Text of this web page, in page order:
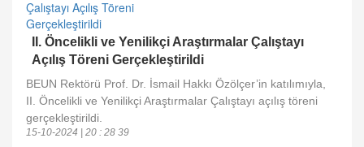
II. Öncelikli ve Yenilikçi Araştırmalar Çalıştayı
Açılış Töreni Gerçekleştirildi
BEUN Rektörü Prof. Dr. İsmail Hakkı Özölçer’in katılımıyla,
II. Öncelikli ve Yenilikçi Araştırmalar Çalıştayı açılış töreni
gerçekleştirildi.
15-10-2024 | 20 : 28 39